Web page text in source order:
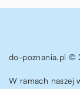
do-poznania.pl ©
W ramach naszej